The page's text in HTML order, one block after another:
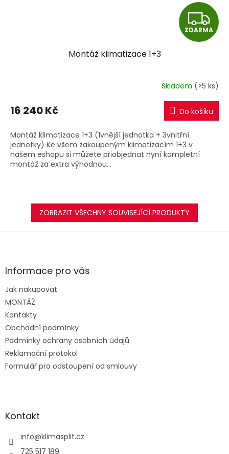
Z
D
R
M
A
ZDARMA
Montáž klimatizace 1+3
Skladem (>5 ks)
16 240 Kč Do košíku
Montáž klimatizace 1+3 (1vnější jednotka + 3vnitřní
jednotky) Ke všem zakoupeným klimatizacím 1+3 v
našem eshopu si můžete přiobjednat nyní kompletní
montáž za extra výhodnou...
ZOBRAZIT VŠECHNY SOUVISEJÍCÍ PRODUKTY
Z
aInformace pro vás
Jak nakupovat
MONTÁŽ
Kontakty
Obchodní podmínky
Podmínky ochrany osobních údajů
Reklamační protokol
Formulář pro odstoupení od smlouvy
Kontakt
info@klimasplit.cz
725 517 189